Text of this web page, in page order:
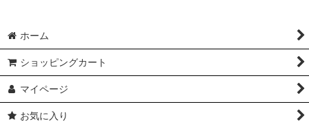
ホーム
ショッピングカート
マイページ
お気に入り